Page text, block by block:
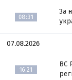
08:31
За
07.08.2026
16:21
ВС